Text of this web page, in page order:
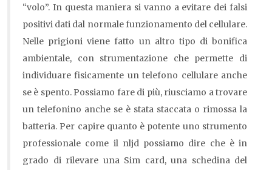
“volo”. In questa maniera si vanno a evitare dei falsi
positivi dati dal normale funzionamento del cellulare.
Nelle prigioni viene fatto un altro tipo di bonifica
ambientale, con strumentazione che permette di
individuare fisicamente un telefono cellulare anche
se è spento. Possiamo fare di più, riusciamo a trovare
un telefonino anche se è stata staccata o rimossa la
batteria. Per capire quanto è potente uno strumento
professionale come il nljd possiamo dire che è in
grado di rilevare una Sim card, una schedina del